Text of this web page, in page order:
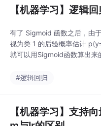
列观察到，每个观测向量都
【机器学习】逻辑
有了 Sigmoid 函数之后，由
视为类 1 的后验概率估计
就可以用Sigmoid函数算出来
于0.5的归为类别1，小于0.5
#逻辑回归
【机器学习】支持